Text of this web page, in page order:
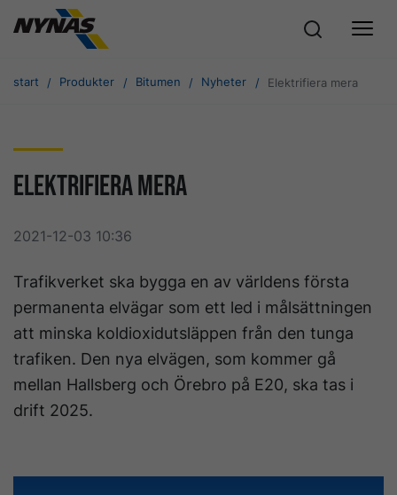
start Produkter Bitumen Nyheter Elektrifiera mera
Elektrifiera mera
2021-12-03 10:36
Trafikverket ska bygga en av världens första
permanenta elvägar som ett led i målsättningen
att minska koldioxidutsläppen från den tunga
trafiken. Den nya elvägen, som kommer gå
mellan Hallsberg och Örebro på E20, ska tas i
drift 2025.